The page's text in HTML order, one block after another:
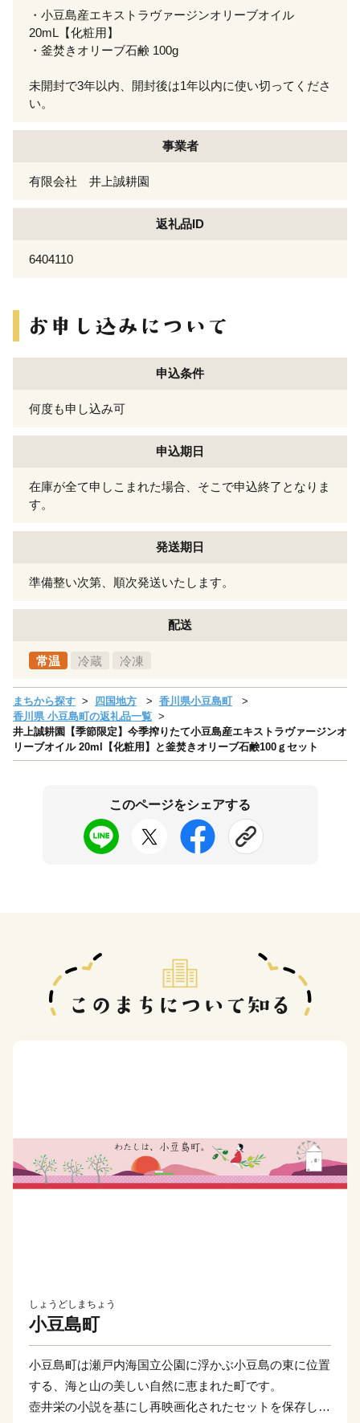
・小豆島産エキストラヴァージンオリーブオイル
20mL【化粧用】
・釜焚きオリーブ石鹸 100g
未開封で3年以内、開封後は1年以内に使い切ってくださ
い。
事業者
有限会社 井上誠耕園
返礼品ID
6404110
申込条件
何度も申し込み可
申込期日
在庫が全て申しこまれた場合、そこで申込終了となりま
す。
発送期日
準備整い次第、順次発送いたします。
配送
常温 冷蔵 冷凍
まちから探す 四国地方
香川県小豆島町
香川県 小豆島町の返礼品一覧
井上誠耕園【季節限定】今季搾りたて小豆島産エキストラヴァージンオ
リーブオイル 20ml【化粧用】と釜焚きオリーブ石鹸100ｇセット
このページをシェアする
しょうどしまちょう
小豆島町
小豆島町は瀬戸内海国立公園に浮かぶ小豆島の東に位置
する、海と山の美しい自然に恵まれた町です。
壺井栄の小説を基にし再映画化されたセットを保存した